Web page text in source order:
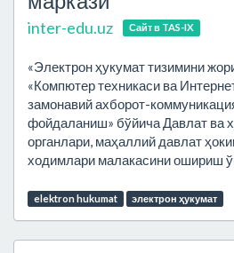
inter-edu.uz Сайт в TAS-IX
«Электрон ҳукумат тизимини
«Компютер техникаси ва
замонавий ахборот-
фойдаланиш» бўйича Давлат ва
органлари, маҳаллий давлат
ходимлари малакасини ошириш
elektron hukumat электрон ҳукумат